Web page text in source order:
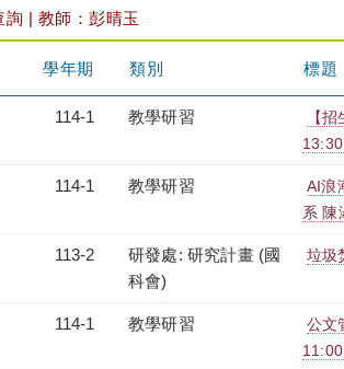
詢 | 教師：彭晴玉
學年期 類別 標題
114-1 教學研習
【
114-1 教學研習
AI浪
系 陳
113-2
研發處: 研究計畫 (國
科會)
垃圾
114-1 教學研習
公文